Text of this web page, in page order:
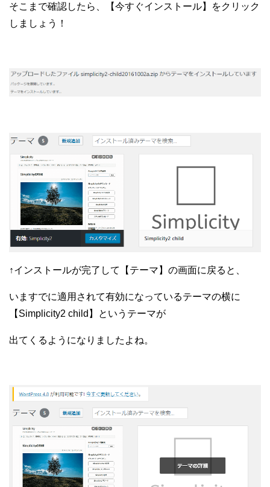
そこまで確認したら、【今すぐインストール】をクリック
しましょう！
↑インストールが完了して【テーマ】の画面に戻ると、
いますでに適用されて有効になっているテーマの横に
【Simplicity2 child】というテーマが
出てくるようになりましたよね。